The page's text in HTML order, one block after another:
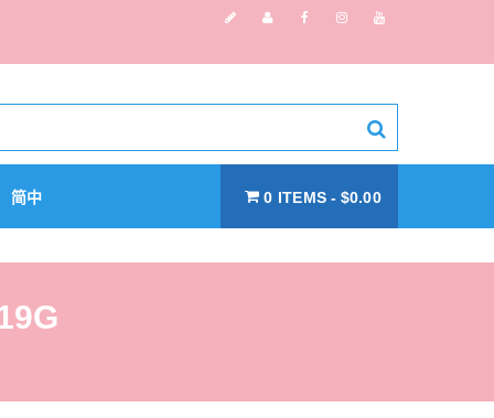
简中 0 ITEMS $0.00